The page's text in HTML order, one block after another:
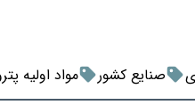
صنایع کشور مواد اولیه